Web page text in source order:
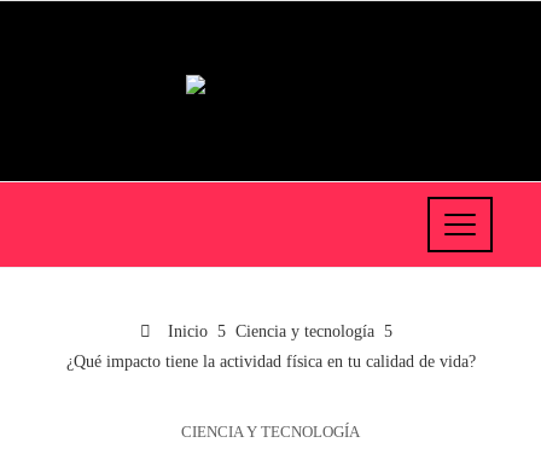
Inicio
Ciencia y tecnología
¿Qué impacto tiene la actividad física en tu calidad de vida?
CIENCIA Y TECNOLOGÍA